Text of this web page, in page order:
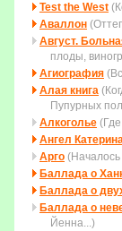
Test the West
Аваллон
Август.
плоды,
Агиография
Алая книга
Пупурных
Алкоголье
Ангел
Арго (Началось
Баллада о
Баллада о
Баллада о
Йенна...)